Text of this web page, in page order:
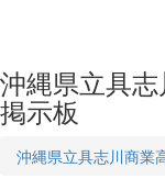
沖縄県立具
掲示板
沖縄県立具志川商業